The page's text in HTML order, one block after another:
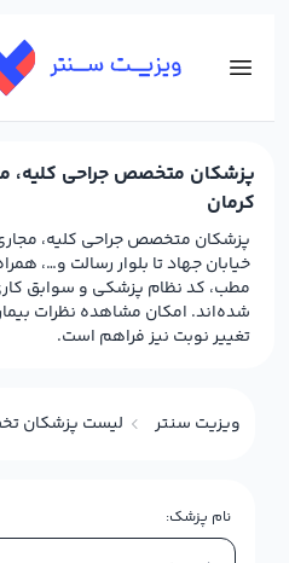
پزشکان متخصص جراحی کلیه،
کرمان
پزشکان متخصص جراحی کلیه، مجاری
خیابان جهاد تا بلوار رسالت و…،
مطب، کد نظام پزشکی و سوابق
شده‌اند. امکان مشاهده نظرات
تغییر نوبت نیز فراهم است.
ویزیت سنتر لیست پزشکان
نام پزشک: